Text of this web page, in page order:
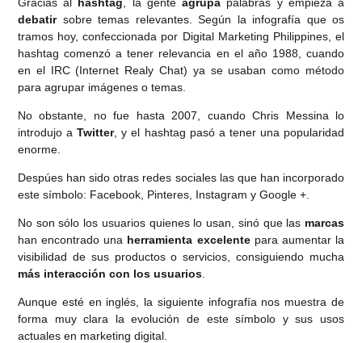
debatirsobre temas relevantes. Según la infografía que os
tramos hoy, confeccionada por Digital Marketing Philippines, el
hashtag comenzó a tener relevancia en el año 1988, cuando
en el IRC (Internet Realy Chat) ya se usaban como método
para agrupar imágenes o temas.
No obstante, no fue hasta 2007, cuando Chris Messina lo
introdujo aTwitter, y el hashtag pasó a tener una popularidad
enorme.
Despúes han sido otras redes sociales las que han incorporado
este símbolo: Facebook, Pinteres, Instagram y Google +.
No son sólo los usuarios quienes lo usan, sinó que las marcas
han encontrado una herramienta excelentepara aumentar la
visibilidad de sus productos o servicios, consiguiendo mucha
más interacción con los usuarios
Aunque esté en inglés, la siguiente infografía nos muestra de
forma muy clara la evolución de este símbolo y sus usos
actuales en marketing digital.